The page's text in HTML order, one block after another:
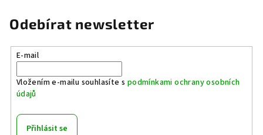
Odebírat newsletter
E-mail
Vložením e-mailu souhlasíte s podmínkami ochrany osobních
údajů
Přihlásit se